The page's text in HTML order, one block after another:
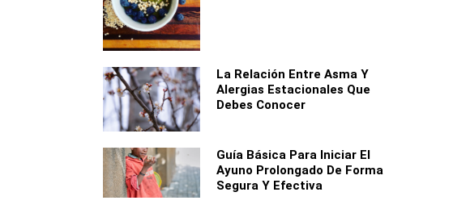
La Relación Entre Asma Y
Alergias Estacionales Que
Debes Conocer
Guía Básica Para Iniciar El
Ayuno Prolongado De Forma
Segura Y Efectiva